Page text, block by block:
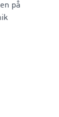
på